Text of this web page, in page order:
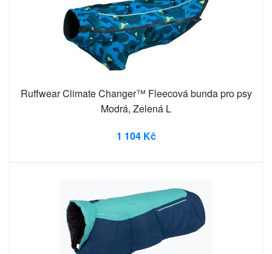
Ruffwear Climate Changer™ Fleecová bunda pro psy
Modrá, Zelená L
1 104 Kč